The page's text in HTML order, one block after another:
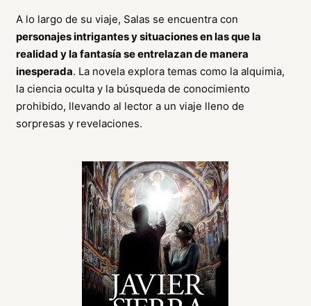
A lo largo de su viaje, Salas se encuentra con
personajes intrigantes y situaciones en las que la
realidad y la fantasía se entrelazan de manera
inesperada. La novela explora temas como la alquimia,
la ciencia oculta y la búsqueda de conocimiento
prohibido, llevando al lector a un viaje lleno de
sorpresas y revelaciones.